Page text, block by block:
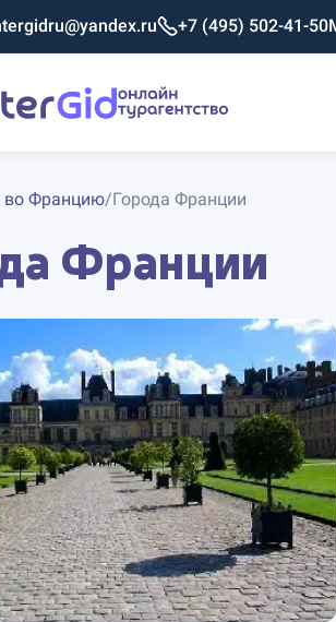
+7 (495) 502-41-50
во Францию/Города Франции
Франции